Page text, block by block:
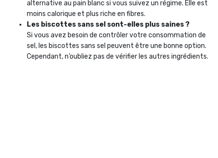
alternative au pain blanc si vous suivez un régime. Elle est
moins calorique et plus riche en fibres.
Les biscottes sans sel sont-elles plus saines ?
Si vous avez besoin de contrôler votre consommation de
sel, les biscottes sans sel peuvent être une bonne option.
Cependant, n’oubliez pas de vérifier les autres ingrédients.